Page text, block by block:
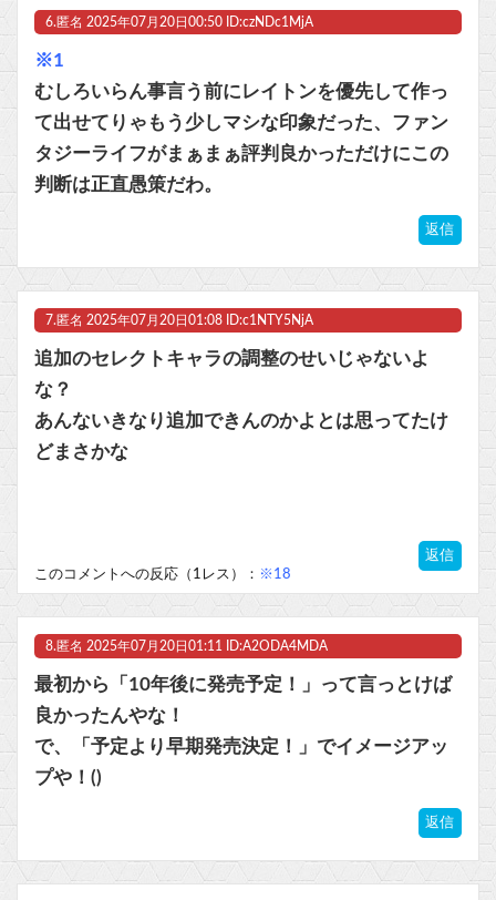
6. 匿名 2025年07月20日00:50 ID:czNDc1MjA
※1
むしろいらん事言う前にレイトンを優先して作っ
て出せてりゃもう少しマシな印象だった、ファン
タジーライフがまぁまぁ評判良かっただけにこの
判断は正直愚策だわ。
返信
7. 匿名 2025年07月20日01:08 ID:c1NTY5NjA
追加のセレクトキャラの調整のせいじゃないよ
な？
あんないきなり追加できんのかよとは思ってたけ
どまさかな
返信
このコメントへの反応（1レス）： ※18
8. 匿名 2025年07月20日01:11 ID:A2ODA4MDA
最初から「10年後に発売予定！」って言っとけば
良かったんやな！
で、「予定より早期発売決定！」でイメージアッ
プや！()
返信